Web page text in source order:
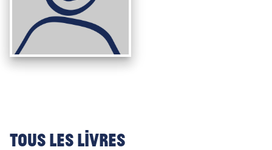
Tous les livres